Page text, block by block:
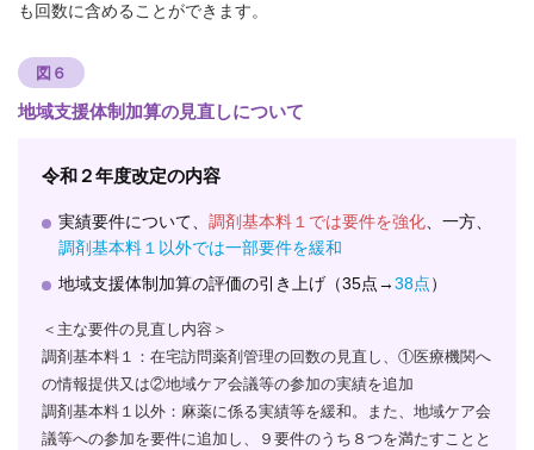
も回数に含めることができます。
図６
地域支援体制加算の見直しについて
令和２年度改定の内容
実績要件について、 調剤基本料１では要件を強化 、一方、
調剤基本料１以外では一部要件を緩和
地域支援体制加算の評価の引き上げ（35点→38点）
＜主な要件の見直し内容＞
調剤基本料１：在宅訪問薬剤管理の回数の見直し、①医療機関へ
の情報提供又は②地域ケア会議等の参加の実績を追加
調剤基本料１以外：麻薬に係る実績等を緩和。また、地域ケア会
議等への参加を要件に追加し、９要件のうち８つを満たすことと